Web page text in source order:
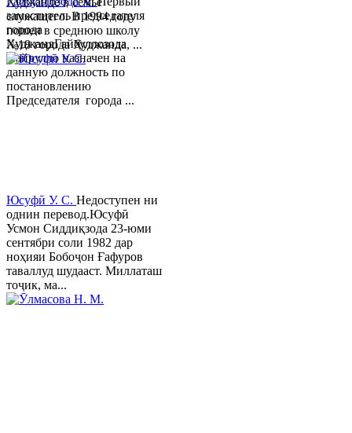
заместитель председателя
города
ХуджандГайбуллозода
Хайрулло назначен на
данную должность по
постановлению
Председателя города ...
служащего. В 1994 году
пошел в среднюю школу
№18 города Худжанда, ...
Юсуфӣ У. C. Недоступен ни
однин перевод.Юсуфӣ
Усмон Сиддиқзода 23-юми
сентябри соли 1982 дар
ноҳияи Бобоҷон Ғафуров
таваллуд шудааст. Миллаташ
тоҷик, ма...